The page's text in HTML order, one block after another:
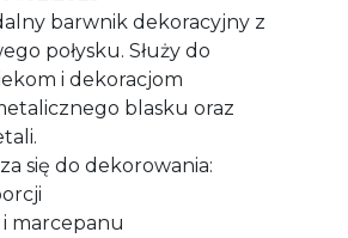
barwnik dekoracyjny z
połysku. Służy do
i dekoracjom
blasku oraz
się do dekorowania:
i marcepanu